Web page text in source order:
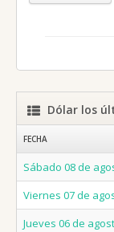
Dólar los
FECHA
Sábado 08 de
Viernes 07 de
Jueves 06 de